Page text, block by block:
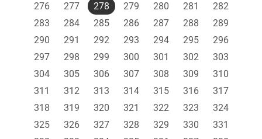
276
277 278 279 280 281
282
283
284 285 286 287 288
289
290
291 292 293 294 295
296
297
298 299 300 301 302
303
304
305 306 307 308 309
310
311
312 313 314 315 316
317
318
319 320 321 322 323
324
325
326 327 328 329 330
331